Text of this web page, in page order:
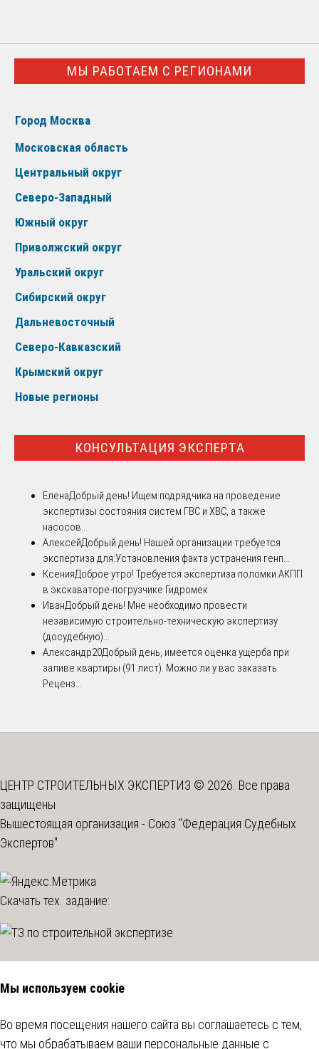
МЫ РАБОТАЕМ С РЕГИОНАМИ
Город Москва
Московская область
Центральный округ
Северо-Западный
Южный округ
Приволжский округ
Уральский округ
Сибирский округ
Дальневосточный
Северо-Кавказский
Крымский округ
Новые регионы
КОНСУЛЬТАЦИЯ ЭКСПЕРТА
ЕленаДобрый день! Ищем подрядчика на проведение
экспертизы состояния систем ГВС и ХВС, а также
насосов...
АлексейДобрый день! Нашей организации требуется
экспертиза для:Установления факта устранения генп...
КсенияДоброе утро! Требуется экспертиза поломки АКПП
в экскаваторе-погрузчике Гидромек
ИванДобрый день! Мне необходимо провести
независимую строительно-техническую экспертизу
(досудебную)...
Александр20Добрый день, имеется оценка ущерба при
заливе квартиры (91 лист). Можно ли у вас заказать
Реценз...
ЦЕНТР СТРОИТЕЛЬНЫХ ЭКСПЕРТИЗ © 2026. Все права
защищены
Вышестоящая организация - Союз "Федерация Судебных
Экспертов"
Скачать тех. задание:
Мы используем cookie
Во время посещения нашего сайта вы соглашаетесь с тем,
что мы обрабатываем ваши персональные данные с